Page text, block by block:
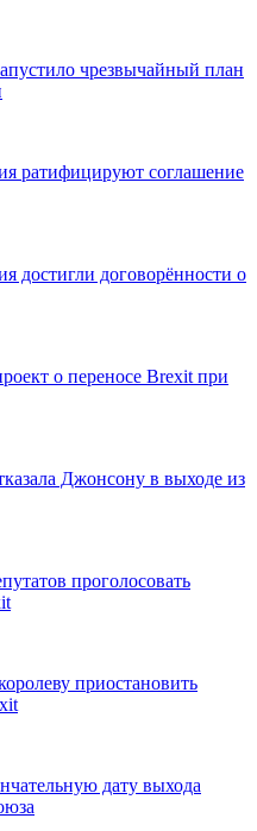
чрезвычайный план
ратифицируют соглашение
достигли договорённости о
о переносе Brexit при
Джонсону в выходе из
проголосовать
приостановить
дату выхода